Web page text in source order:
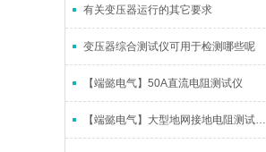
有关变压器运行的其它要求
变压器综合测试仪可用于检测哪些呢
【端懿电气】50A直流电阻测试仪
【端懿电气】大型地网接地电阻测试仪操作步骤